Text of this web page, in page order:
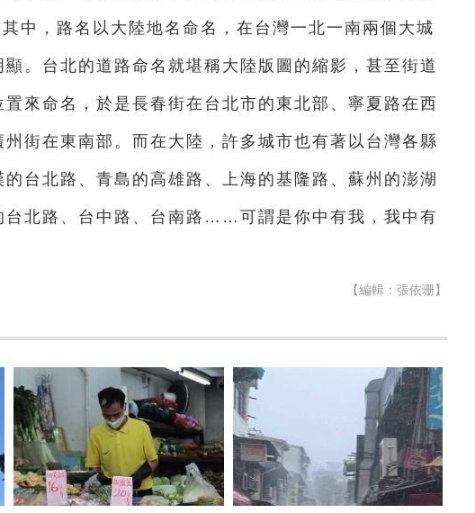
中，路名以大陸地名命名，在台灣一北一南兩個大城
。台北的道路命名就堪稱大陸版圖的縮影，甚至街道
來命名，於是長春街在台北市的東北部、寧夏路在西
街在東南部。而在大陸，許多城市也有著以台灣各縣
台北路、青島的高雄路、上海的基隆路、蘇州的澎湖
台北路、台中路、台南路……可謂是你中有我，我中有
【編輯：張依珊】